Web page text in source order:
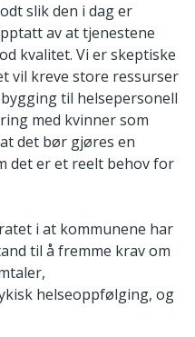
slik den i dag er
av at tjenestene
kvalitet. Vi er skeptiske
vil kreve store ressurser
til helsepersonell
med kvinner som
det bør gjøres en
det er et reelt behov for
i at kommunene har
til å fremme krav om
helseoppfølging, og